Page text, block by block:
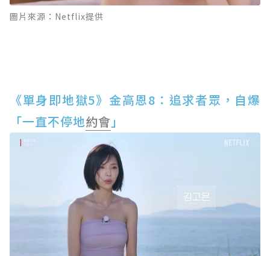
圖片來源：Netflix提供
《單身即地獄5》金高恩8：追求者眾，自爆
「一直不停地約會 」